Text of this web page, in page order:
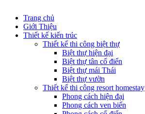
Trang chủ
Giới Thiệu
Thiết kế kiến trúc
Thiết kế thi công biệt thự
Biệt thự hiện đại
Biệt thự tân cổ điển
Biệt thự mái Thái
Biệt thự vườn
Thiết kế thi công resort homestay
Phong cách hiện đại
Phong cách ven biển